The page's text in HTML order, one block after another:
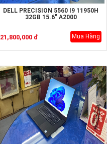
DELL PRECISION 5560 I9 11950H
32GB 15.6" A2000
21,800,000 đ Mua Hàng